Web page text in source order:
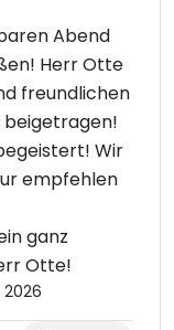
Abend
Herr Otte
freundlichen
beigetragen!
Wir
empfehlen
ganz
Otte!
2026